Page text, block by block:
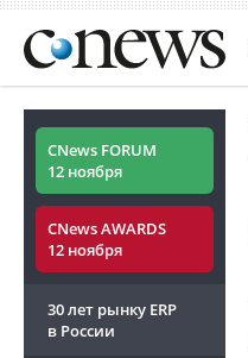
CNews FORUM
12 ноября
CNews AWARDS
12 ноября
30 лет рынку ERP
в России